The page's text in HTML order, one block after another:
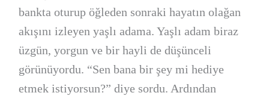
bankta oturup öğleden sonraki hayatın olağan
akışını izleyen yaşlı adama. Yaşlı adam biraz
üzgün, yorgun ve bir hayli de düşünceli
görünüyordu. “Sen bana bir şey mi hediye
etmek istiyorsun?” diye sordu. Ardından